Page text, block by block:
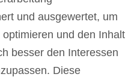
und ausgewertet, um
und den Inhalt
besser den Interessen
Diese